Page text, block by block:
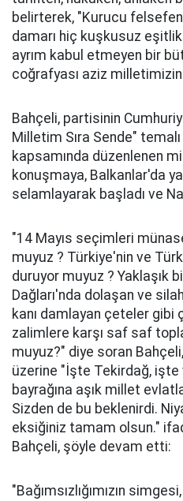
belirterek, "Kurucu
damarı hiç kuşkusuz
ayrım kabul etmeyen bir
coğrafyası aziz
Bahçeli, partisinin
Milletim Sıra Sende"
kapsamında düzenlenen
konuşmaya, Balkanlar'da
selamlayarak başladı ve
"14 Mayıs seçimleri
muyuz ? Türkiye'nin ve
duruyor muyuz ? Yaklaşık
Dağları'nda dolaşan ve
kanı damlayan çeteler gibi
zalimlere karşı saf saf
muyuz?" diye soran Bahçeli,
üzerine "İşte Tekirdağ, işte
bayrağına aşık millet
Sizden de bu beklenirdi.
eksiğiniz tamam olsun."
Bahçeli, şöyle devam etti:
"Bağımsızlığımızın